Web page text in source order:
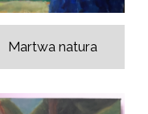
Martwa natura